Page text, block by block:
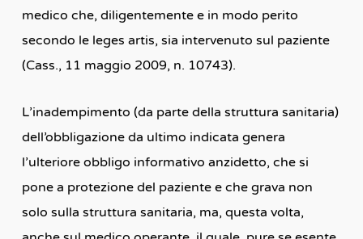
medico che, diligentemente e in modo perito
secondo le leges artis, sia intervenuto sul paziente
(Cass., 11 maggio 2009, n. 10743).
L’inadempimento (da parte della struttura sanitaria)
dell’obbligazione da ultimo indicata genera
l’ulteriore obbligo informativo anzidetto, che si
pone a protezione del paziente e che grava non
solo sulla struttura sanitaria, ma, questa volta,